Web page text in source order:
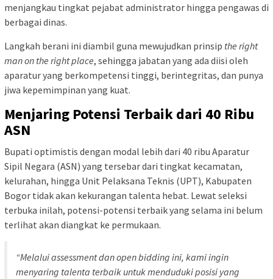
menjangkau tingkat pejabat administrator hingga pengawas di
berbagai dinas.
Langkah berani ini diambil guna mewujudkan prinsip the right
man on the right place, sehingga jabatan yang ada diisi oleh
aparatur yang berkompetensi tinggi, berintegritas, dan punya
jiwa kepemimpinan yang kuat.
Menjaring Potensi Terbaik dari 40 Ribu
ASN
Bupati optimistis dengan modal lebih dari 40 ribu Aparatur
Sipil Negara (ASN) yang tersebar dari tingkat kecamatan,
kelurahan, hingga Unit Pelaksana Teknis (UPT), Kabupaten
Bogor tidak akan kekurangan talenta hebat. Lewat seleksi
terbuka inilah, potensi-potensi terbaik yang selama ini belum
terlihat akan diangkat ke permukaan.
“Melaluiassessmentdanopen bidding ini, kami ingin
menyaring talenta terbaik untuk menduduki posisi yang